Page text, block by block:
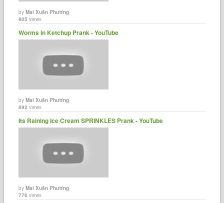
byMai Xuân Phương
805 views
Worms in Ketchup Prank - YouTube
byMai Xuân Phương
892 views
Its Raining Ice Cream SPRINKLES Prank - YouTube
byMai Xuân Phương
776 views